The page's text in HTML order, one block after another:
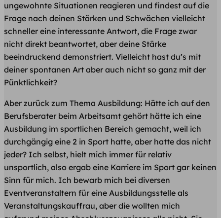
ungewohnte Situationen reagieren und findest auf die
Frage nach deinen Stärken und Schwächen vielleicht
schneller eine interessante Antwort, die Frage zwar
nicht direkt beantwortet, aber deine Stärke
beeindruckend demonstriert. Vielleicht hast du’s mit
deiner spontanen Art aber auch nicht so ganz mit der
Pünktlichkeit?
Aber zurück zum Thema Ausbildung: Hätte ich auf den
Berufsberater beim Arbeitsamt gehört hätte ich eine
Ausbildung im sportlichen Bereich gemacht, weil ich
durchgängig eine 2 in Sport hatte, aber hatte das nicht
jeder? Ich selbst, hielt mich immer für relativ
unsportlich, also ergab eine Karriere im Sport gar keinen
Sinn für mich. Ich bewarb mich bei diversen
Eventveranstaltern für eine Ausbildungsstelle als
Veranstaltungskauffrau, aber die wollten mich